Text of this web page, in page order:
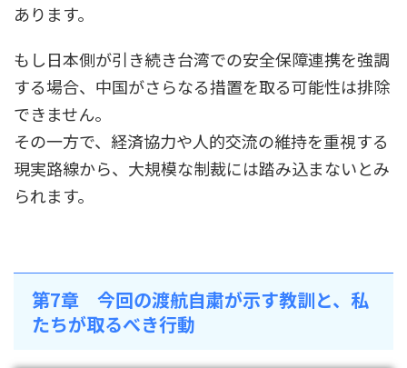
あります。
もし日本側が引き続き台湾での安全保障連携を強調
する場合、中国がさらなる措置を取る可能性は排除
できません。
その一方で、経済協力や人的交流の維持を重視する
現実路線から、大規模な制裁には踏み込まないとみ
られます。
第7章 今回の渡航自粛が示す教訓と、私
たちが取るべき行動